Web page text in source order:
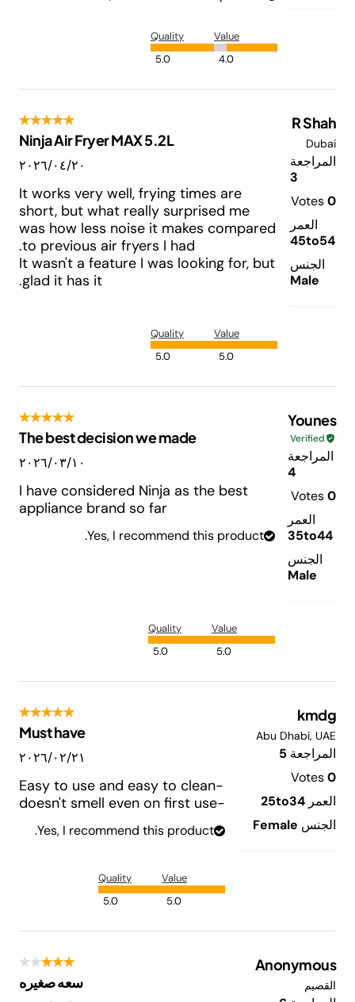
Value
4.0
Quality
5.0
R Shah
Dubai
المراجعة
3
Votes0
العمر
45to54
الجنس
Male
Ninja Air Fryer MAX 5.2L
٢٠‏/٠٤‏/٢٠٢٦
It works very well, frying times are
short, but what really surprised me
was how less noise it makes compared
to previous air fryers I had.
It wasn't a feature I was looking for, but
glad it has it.
Value
5.0
Quality
5.0
Younes
Verified
المراجعة
4
Votes0
العمر
35to44
الجنس
Male
The best decision we made
١٠‏/٠٣‏/٢٠٢٦
I have considered Ninja as the best
appliance brand so far
Yes, I recommend this product.
Value
5.0
Quality
5.0
kmdg
Abu Dhabi, UAE
المراجعة 5
Votes0
العمر 25to34
الجنس Female
Must have
٢١‏/٠٢‏/٢٠٢٦
-Easy to use and easy to clean
-doesn't smell even on first use
Yes, I recommend this product.
Value
5.0
Quality
5.0
Anonymous
القصيم سعه صغيره